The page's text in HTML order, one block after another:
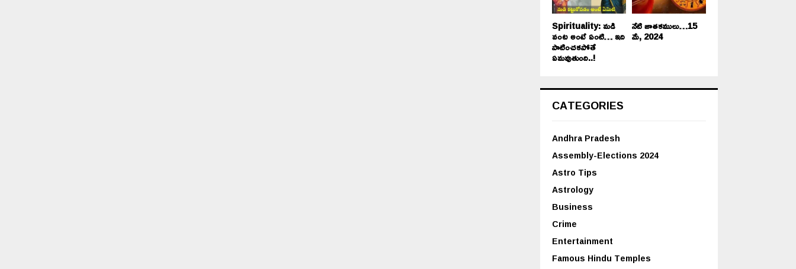
Spirituality: మడి
వంట అంటే ఏంటి… ఇది
పాటించకపోతే
ఏమవుతుంది..!
నేటి జాతకములు…15
మే, 2024
CATEGORIES
Andhra Pradesh
Assembly-Elections 2024
Astro Tips
Astrology
Business
Crime
Entertainment
Famous Hindu Temples